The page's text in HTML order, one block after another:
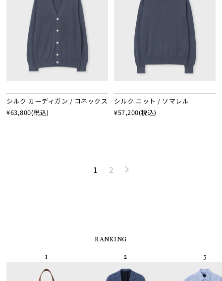
シルク カーディガン / コネックス
¥63,800(税込)
シルク ニット / ソマレル
¥57,200(税込)
1 2
RANKING